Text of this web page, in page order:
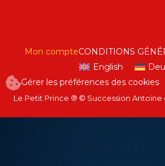
Mon compteCONDITIONS
English
Gérer les préférences des cookies
Le Petit Prince ® © Succession Antoine